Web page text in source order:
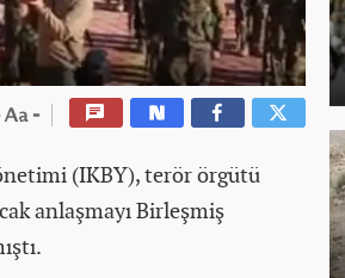
(IKBY), terör örgütü
anlaşmayı Birleşmiş